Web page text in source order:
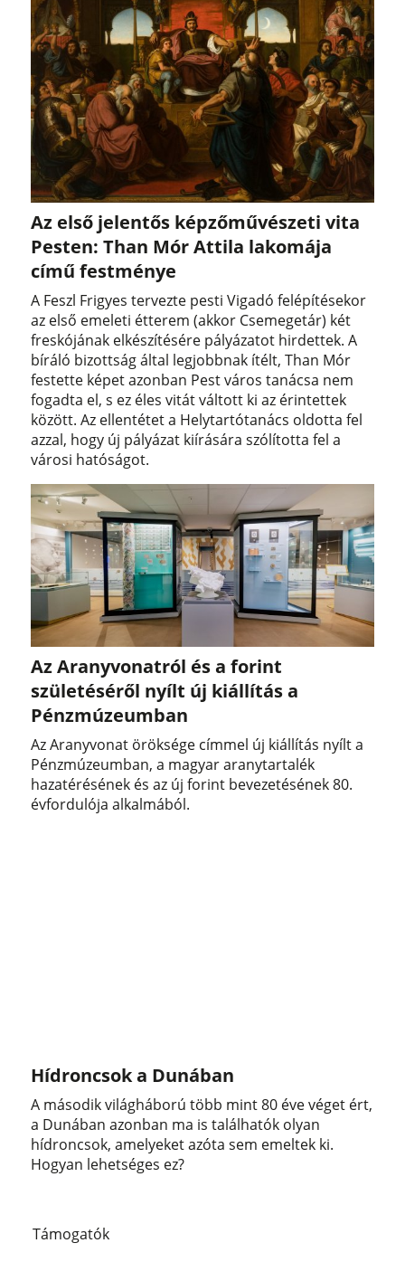
Az első jelentős képzőművészeti vita
Pesten: Than Mór Attila lakomája
című festménye
A Feszl Frigyes tervezte pesti Vigadó felépítésekor
az első emeleti étterem (akkor Csemegetár) két
freskójának elkészítésére pályázatot hirdettek. A
bíráló bizottság által legjobbnak ítélt, Than Mór
festette képet azonban Pest város tanácsa nem
fogadta el, s ez éles vitát váltott ki az érintettek
között. Az ellentétet a Helytartótanács oldotta fel
azzal, hogy új pályázat kiírására szólította fel a
városi hatóságot.
Az Aranyvonatról és a forint
születéséről nyílt új kiállítás a
Pénzmúzeumban
Az Aranyvonat öröksége címmel új kiállítás nyílt a
Pénzmúzeumban, a magyar aranytartalék
hazatérésének és az új forint bevezetésének 80.
évfordulója alkalmából.
Hídroncsok a Dunában
A második világháború több mint 80 éve véget ért,
a Dunában azonban ma is találhatók olyan
hídroncsok, amelyeket azóta sem emeltek ki.
Hogyan lehetséges ez?
Támogatók